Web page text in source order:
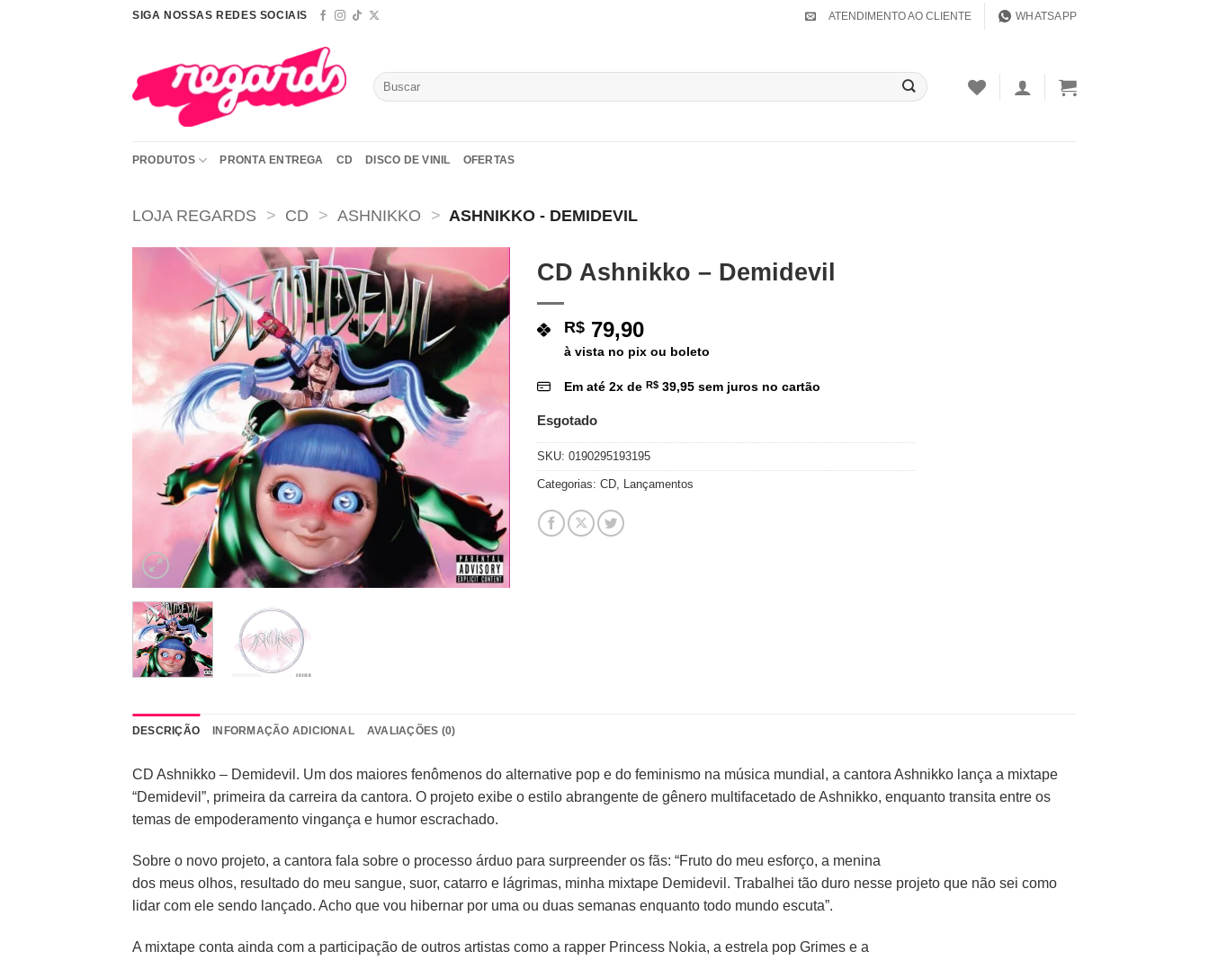
SIGA NOSSAS REDES SOCIAIS ATENDIMENTO AO CLIENTE WHATSAPP
Pesquisar
por:
PRODUTOS PRONTA ENTREGA CD DISCO DE VINIL OFERTAS
LOJA REGARDS > CD > ASHNIKKO > ASHNIKKO - DEMIDEVIL
Adicionar
a lista de
desejos
CD Ashnikko – Demidevil
R$ 79,90
à vista no pix ou boleto
Em até 2x de R$ 39,95 sem juros no cartão
Esgotado
SKU: 0190295193195
Categorias: CD, Lançamentos
DESCRIÇÃO INFORMAÇÃO ADICIONAL AVALIAÇÕES (0)
CD Ashnikko – Demidevil. Um dos maiores fenômenos do alternative pop e do feminismo na música mundial, a cantora Ashnikko lança a mixtape
“Demidevil”, primeira da carreira da cantora. O projeto exibe o estilo abrangente de gênero multifacetado de Ashnikko, enquanto transita entre os
temas de empoderamento vingança e humor escrachado.
Sobre o novo projeto, a cantora fala sobre o processo árduo para surpreender os fãs: “Fruto do meu esforço, a menina
dos meus olhos, resultado do meu sangue, suor, catarro e lágrimas, minha mixtape Demidevil. Trabalhei tão duro nesse projeto que não sei como
lidar com ele sendo lançado. Acho que vou hibernar por uma ou duas semanas enquanto todo mundo escuta”.
A mixtape conta ainda com a participação de outros artistas como a rapper Princess Nokia, a estrela pop Grimes e a